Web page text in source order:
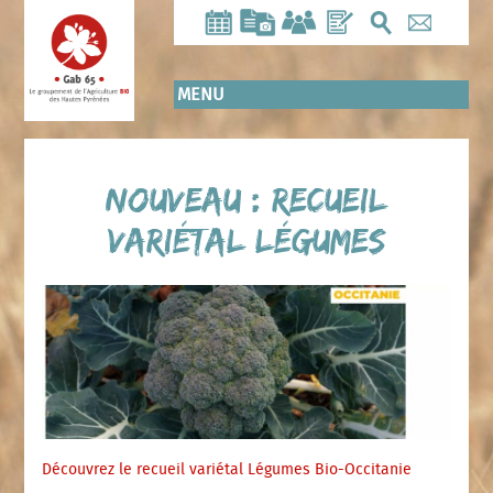
contenu
principal
MENU
NOUVEAU : Recueil
variétal Légumes
Découvrez le recueil variétal Légumes Bio-Occitanie